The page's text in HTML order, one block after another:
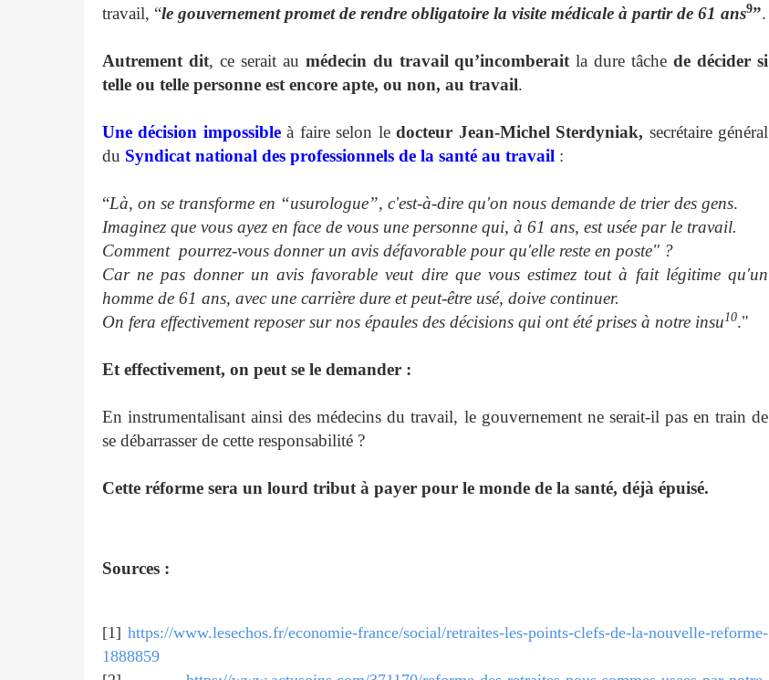
travail, “le gouvernement promet de rendre obligatoire la visite médicale à partir de 61 ans9”.
Autrement dit, ce serait au médecin du travail qu’incomberait la dure tâchede décider si
telle ou telle personne est encore apte, ou non, au travail.
Une décision impossibleà faire selon ledocteur Jean-Michel Sterdyniak, secrétaire général
du Syndicat national des professionnels de la santé au travail :
“Là, on se transforme en “usurologue”, c'est-à-dire qu'on nous demande de trier des gens.
Imaginez que vous ayez en face de vous une personne qui, à 61 ans, est usée par le travail.
Comment pourrez-vous donner un avis défavorable pour qu'elle reste en poste" ?
Car ne pas donner un avis favorable veut dire que vous estimez tout à fait légitime qu'un
homme de 61 ans, avec une carrière dure et peut-être usé, doive continuer.
On fera effectivement reposer sur nos épaules des décisions qui ont été prises à notre insu 10."
Et effectivement, on peut se le demander :
En instrumentalisant ainsi des médecins du travail, le gouvernement ne serait-il pas en train de
se débarrasser de cette responsabilité ?
Cette réforme sera un lourd tribut à payer pour le monde de la santé, déjà épuisé.
Sources :
[1] https://www.lesechos.fr/economie-france/social/retraites-les-points-clefs-de-la-nouvelle-reforme-
1888859